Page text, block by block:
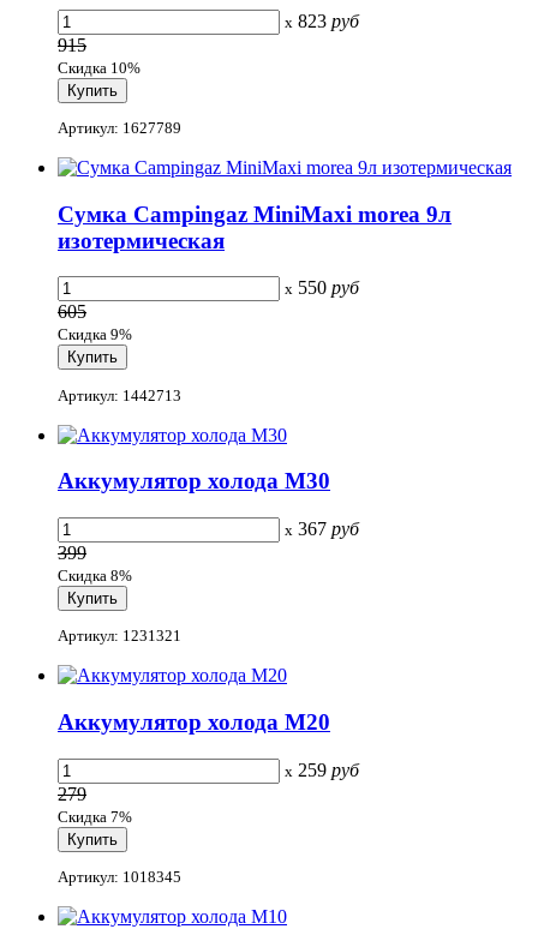
x 823 руб
915
Скидка 10%
Артикул: 1627789
Сумка Campingaz MiniMaxi morea 9л
изотермическая
x 550 руб
605
Скидка 9%
Артикул: 1442713
Аккумулятор холода М30
x 367 руб
399
Скидка 8%
Артикул: 1231321
Аккумулятор холода М20
x 259 руб
279
Скидка 7%
Артикул: 1018345